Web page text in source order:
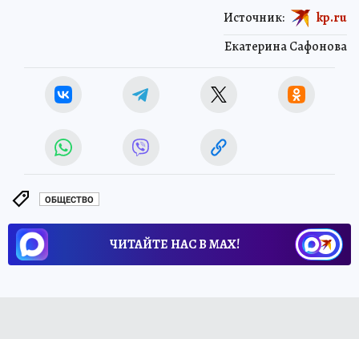
Екатерина Сафонова
Источник: kp.ru
ОБЩЕСТВО
ЧИТАЙТЕ НАС В МАХ!